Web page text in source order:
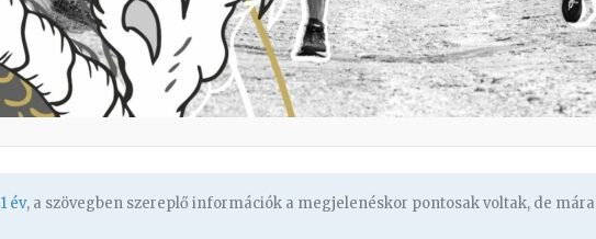
1 év, a szövegben szereplő információk a megjelenéskor pontosak voltak, de mára